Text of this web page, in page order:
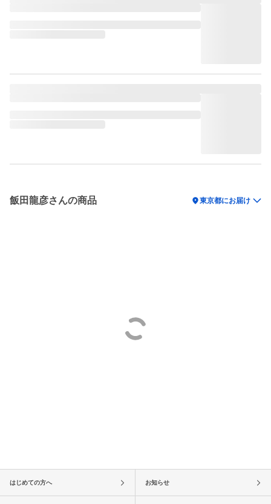
飯田龍彦さんの商品 location_on東京都にお届け
はじめての方へ お知らせ